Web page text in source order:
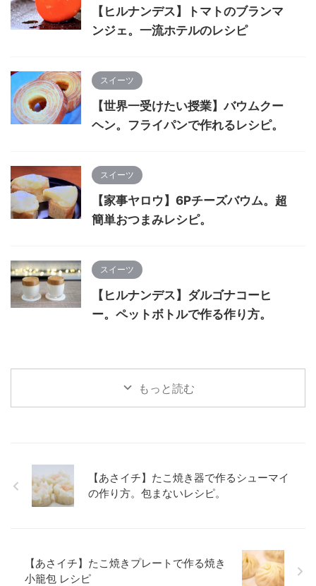
【ヒルナンデス】トマトのブランマ
ンジェ。一流ホテルのレシピ
スイーツ
【世界一受けたい授業】バウムクー
ヘン。フライパンで作れるレシピ。
スイーツ
【家事ヤロウ】6Pチーズバウム。超
簡単おつまみレシピ。
スイーツ
【ヒルナンデス】ダルゴナコーヒ
ー。ペットボトルで作る作り方。
もっと読む
【あさイチ】たこ焼き器で作るシューマイ
の作り方。包まないレシピ。
【あさイチ】たこ焼きプレートで作る焼き
小籠包 レシピ